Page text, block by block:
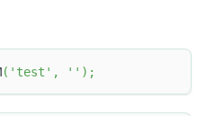
( 'test' , '' ) ;